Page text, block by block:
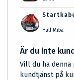
Hall Miba
Är du inte
Vill du ha
kundtjänst på